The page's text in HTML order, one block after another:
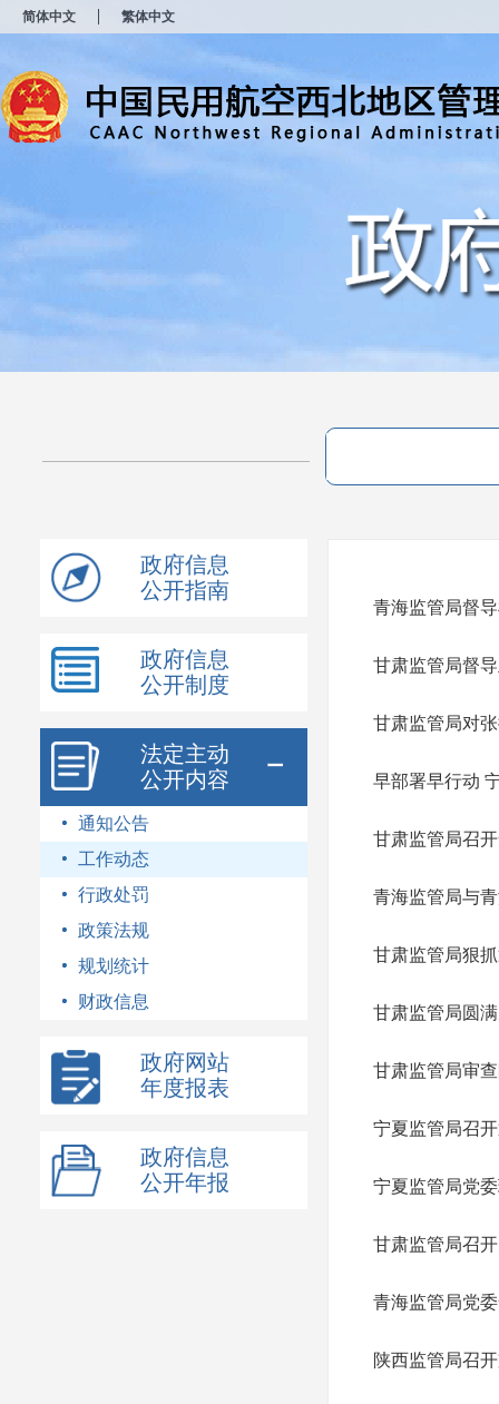
简体中文 繁体中文
政府信息
公开指南
政府信息
公开制度
法定主动
公开内容
通知公告
工作动态
行政处罚
政策法规
规划统计
财政信息
政府网站
年度报表
政府信息
公开年报
青海监管局督
甘肃监管局督
甘肃监管局对
早部署早行动
甘肃监管局召
青海监管局与
甘肃监管局狠
甘肃监管局圆
甘肃监管局审
宁夏监管局召
宁夏监管局党
甘肃监管局召
青海监管局党
陕西监管局召
窗
打
开
无
障